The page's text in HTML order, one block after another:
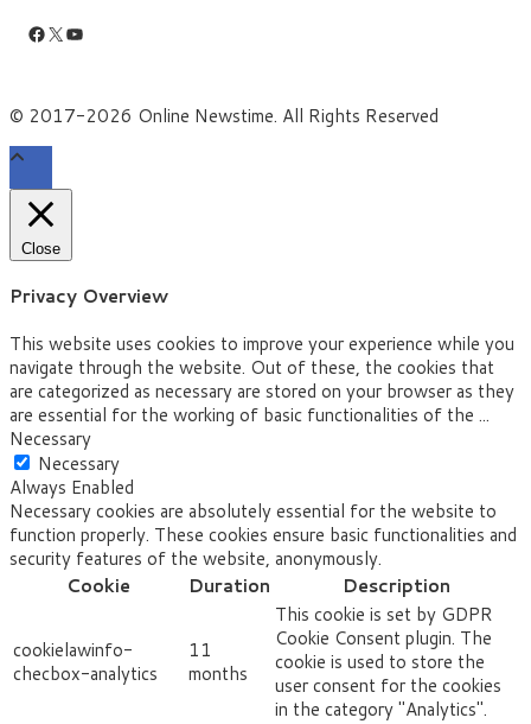
Facebook
X YouTube
© 2017-2026 Online Newstime. All Rights Reserved
Close
Privacy Overview
This website uses cookies to improve your experience while you
navigate through the website. Out of these, the cookies that
are categorized as necessary are stored on your browser as they
are essential for the working of basic functionalities of the ...
Necessary
Necessary
Always Enabled
Necessary cookies are absolutely essential for the website to
function properly. These cookies ensure basic functionalities and
security features of the website, anonymously.
Cookie
Duration Description
cookielawinfo-
checbox-analytics
11
months
This cookie is set by GDPR
Cookie Consent plugin. The
cookie is used to store the
user consent for the cookies
in the category "Analytics".